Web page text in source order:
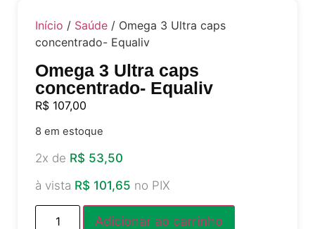
Início / Saúde / Omega 3 Ultra caps
concentrado- Equaliv
Omega 3 Ultra caps
concentrado- Equaliv
R$ 107,00
8 em estoque
2x de R$ 53,50
à vista R$ 101,65 no PIX
Adicionar ao carrinho